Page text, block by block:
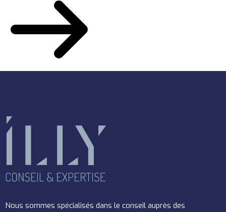
Nous sommes spécialisés dans le conseil auprès des